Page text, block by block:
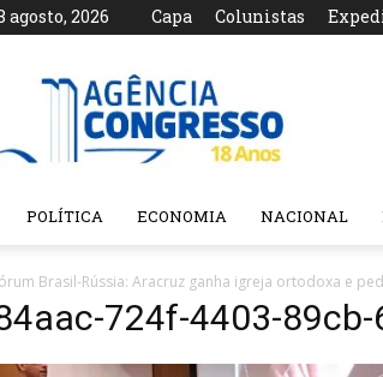
agosto, 2026 Capa Colunistas
Agência
POLÍTICA ECONOMIA NACIONAL
Brasil-Rússia: Aracruz ganha igreja ortodoxa e
724f-4403-